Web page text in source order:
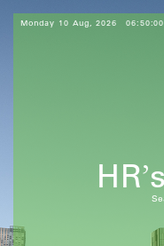
Monday 10 Aug, 2026 06:50:02
HR’s